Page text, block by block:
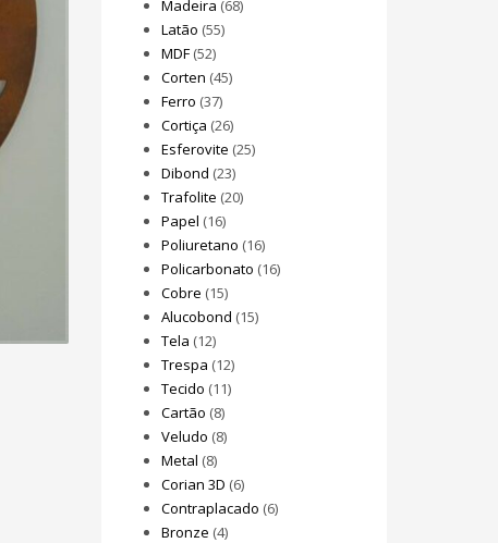
Madeira (68)
Latão (55)
MDF(52)
Corten (45)
Ferro (37)
Cortiça (26)
Esferovite (25)
Dibond (23)
Trafolite (20)
Papel (16)
Poliuretano (16)
Policarbonato (16)
Cobre (15)
Alucobond (15)
Tela (12)
Trespa (12)
Tecido (11)
Cartão (8)
Veludo (8)
Metal (8)
Corian 3D (6)
Contraplacado (6)
Bronze (4)